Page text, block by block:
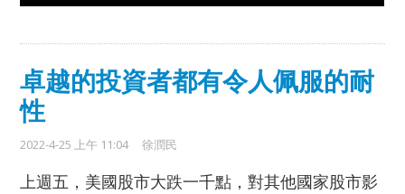
卓越的投資者都有令人佩服的耐
性
2022-4-25 上午 11:04 徐潤民
上週五，美國股市大跌一千點，對其他國家股市影